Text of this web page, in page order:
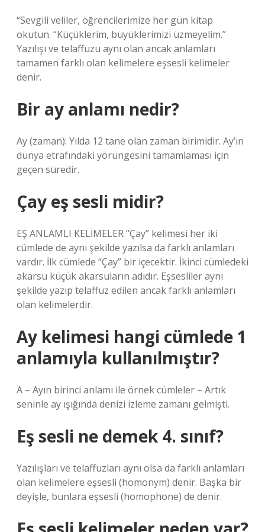
“Sevgili veliler, öğrencilerimize her gün kitap
okutun. “Küçüklerim, büyüklerimizi üzmeyelim.”
Yazılışı ve telaffuzu aynı olan ancak anlamları
tamamen farklı olan kelimelere eşsesli kelimeler
denir.
Bir ay anlamı nedir?
Ay (zaman): Yılda 12 tane olan zaman birimidir. Ay’ın
dünya etrafındaki yörüngesini tamamlaması için
geçen süredir.
Çay eş sesli midir?
EŞ ANLAMLI KELİMELER “Çay” kelimesi her iki
cümlede de aynı şekilde yazılsa da farklı anlamları
vardır. İlk cümlede “Çay” bir içecektir. İkinci cümledeki
akarsu küçük akarsuların adıdır. Eşsesliler aynı
şekilde yazıp telaffuz edilen ancak farklı anlamları
olan kelimelerdir.
Ay kelimesi hangi cümlede 1
anlamıyla kullanılmıştır?
A – Ayın birinci anlamı ile örnek cümleler – Artık
seninle ay ışığında denizi izleme zamanı gelmişti.
Eş sesli ne demek 4. sınıf?
Yazılışları ve telaffuzları aynı olsa da farklı anlamları
olan kelimelere eşsesli (homonym) denir. Başka bir
deyişle, bunlara eşsesli (homophone) de denir.